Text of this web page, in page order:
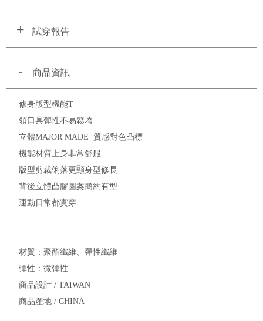
試穿報告
商品資訊
修身版型機能T
領口具彈性不易鬆垮
立體MAJOR MADE 質感對色凸標
機能材質上身非常舒服
版型剪裁俐落更顯身型修長
背後立體凸膠圖案簡約有型
運動日常都實穿
材質：聚酯纖維、彈性纖維
彈性：微彈性
商品設計 / TAIWAN
商品產地 / CHINA